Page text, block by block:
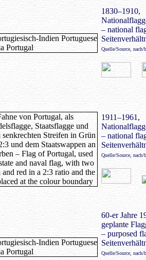
1830–1910,
– national
Quelle/Source,
1911–1961,
– national
Quelle/Source,
60-er Jahre
geplante
– purposed
Quelle/Source,